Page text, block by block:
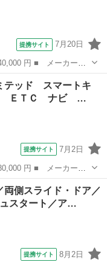
提携サイト 7月20日
ード名： Ｘ 両側ス
ト ＣＶＴ 盗難防止
テッド スマートキ
ＥＴＣ ナビ …
提携サイト 7月2日
ド名： Ｇリミテッ
Ｃ ナビ ＴＶ 記録
側スライド・ドア／
スタート／ア…
提携サイト 8月2日